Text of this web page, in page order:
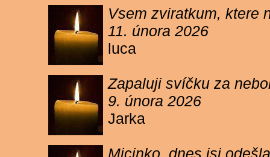
Vsem zviratkum, ktere
11. února 2026
luca
Zapaluji svíčku za
9. února 2026
Jarka
Micinko, dnes jsi